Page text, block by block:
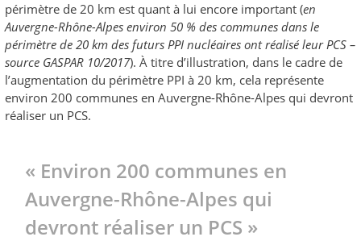
périmètre de 20 km est quant à lui encore important (en
Auvergne-Rhône-Alpes environ 50 % des communes dans le
périmètre de 20 km des futurs PPI nucléaires ont réalisé leur PCS –
source GASPAR 10/2017). À titre d’illustration, dans le cadre de
l’augmentation du périmètre PPI à 20 km, cela représente
environ 200 communes en Auvergne-Rhône-Alpes qui devront
réaliser un PCS.
« Environ 200 communes en
Auvergne-Rhône-Alpes qui
devront réaliser un PCS »